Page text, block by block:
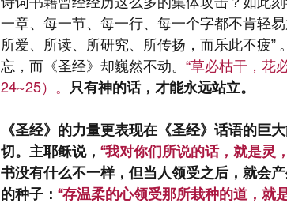
一章、每一节、每一行、每一个字都不肯轻
所爱、所读、所研究、所传扬，而乐此不疲
忘，而《圣经》却巍然不动。 “草必枯干，花
24~25）。 只有神的话，才能永远站立。
《圣经》的力量更表现在《圣经》话语的巨
切。主耶稣说， “我对你们所说的话，就是灵
书没有什么不一样，但当人领受之后，就会
的种子： “存温柔的心领受那所栽种的道，就